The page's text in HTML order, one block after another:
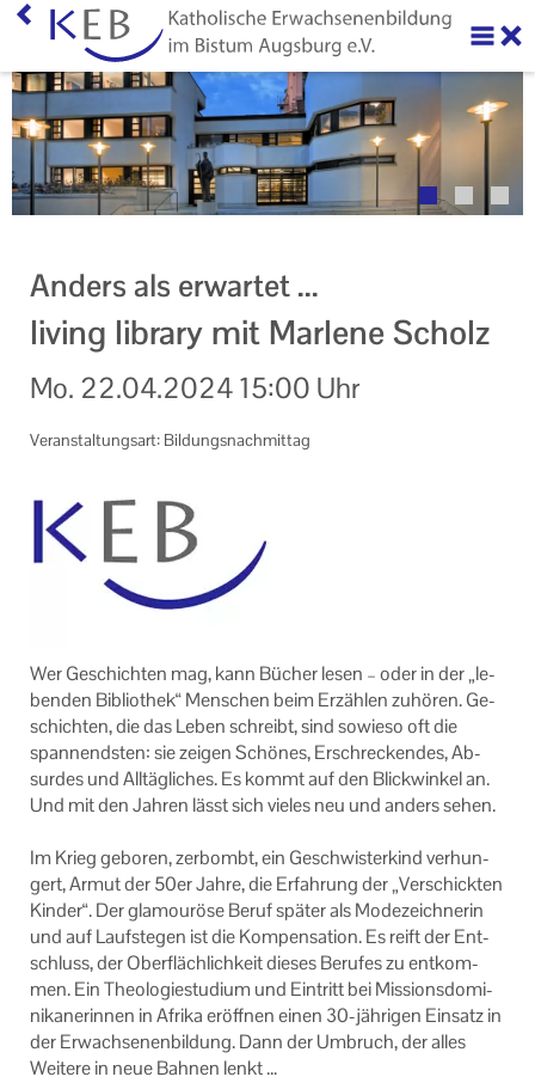
Anders als erwartet ...
living library mit Marlene Scholz
Mo. 22.04.202415:00 Uhr
Veranstaltungsart: Bildungsnachmittag
Wer Ge­schich­ten mag, kann Bü­cher lesen – oder in der „le­
ben­den Bi­blio­thek“ Men­schen beim Er­zäh­len zu­hö­ren. Ge­
schich­ten, die das Leben schreibt, sind so­wie­so oft die
span­nends­ten: sie zei­gen Schö­nes, Er­schre­cken­des, Ab­
sur­des und All­täg­li­ches. Es kommt auf den Blick­win­kel an.
Und mit den Jah­ren lässt sich vie­les neu und an­ders sehen.
Im Krieg ge­bo­ren, zer­bombt, ein Ge­schwis­ter­kind ver­hun­
gert, Armut der 50er Jahre, die Er­fah­rung der „Ver­schick­ten
Kin­der“. Der gla­mou­rö­se Beruf spä­ter als Mo­de­zeich­ne­rin
und auf Lauf­ste­gen ist die Kom­pen­sa­ti­on. Es reift der Ent­
schluss, der Ober­fläch­lich­keit die­ses Be­ru­fes zu ent­kom­
men. Ein Theo­lo­gie­stu­di­um und Ein­tritt bei Mis­si­ons­do­mi­
ni­ka­ne­rin­nen in Afri­ka er­öff­nen einen 30-​jährigen Ein­satz in
der Er­wach­se­nen­bil­dung. Dann der Um­bruch, der alles
Wei­te­re in neue Bah­nen lenkt …
Home
Über uns
Neuigkeiten
Ihr Kontakt zu uns
Datenschutzerklärung